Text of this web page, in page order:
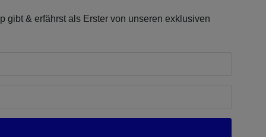
gibt & erfährst als Erster von unseren exklusiven